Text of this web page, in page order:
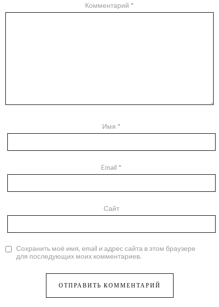
Комментарий *
Имя *
Email *
Сайт
Сохранить моё имя, email и адрес сайта в этом браузере
для последующих моих комментариев.